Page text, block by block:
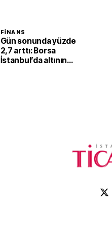
FINANS
Gün sonunda yüzde
2,7 arttı: Borsa
İstanbul’da altının